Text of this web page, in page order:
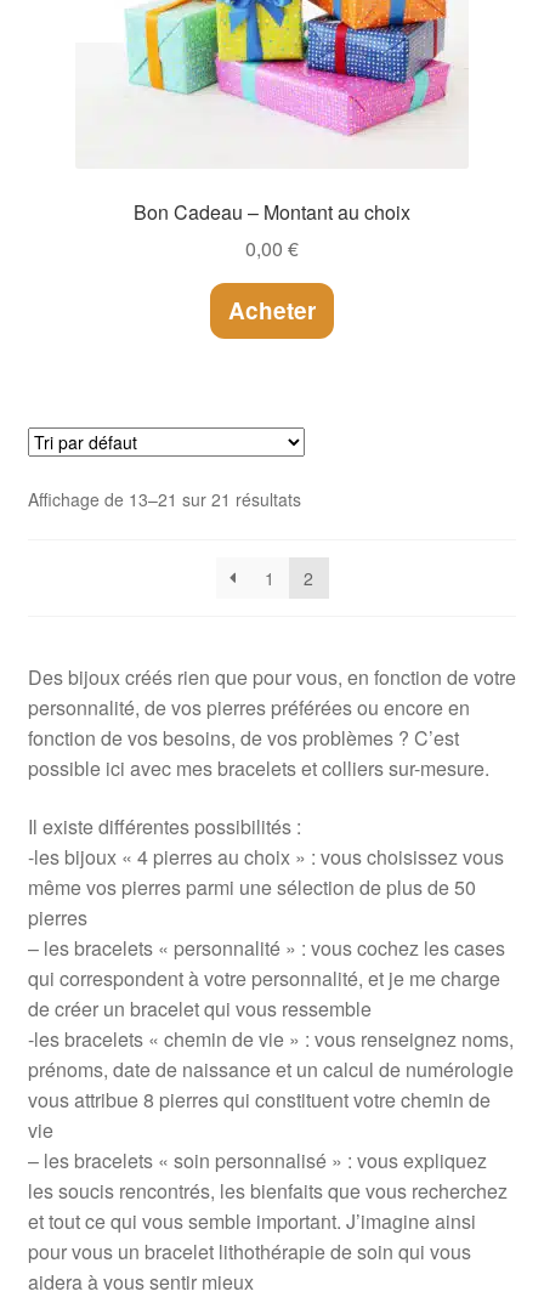
Bon Cadeau – Montant au choix
0,00 €
Acheter
Affichage de 13–21 sur 21 résultats
1 2
Des bijoux créés rien que pour vous, en fonction de votre
personnalité, de vos pierres préférées ou encore en
fonction de vos besoins, de vos problèmes ? C’est
possible ici avec mes bracelets et colliers sur-mesure.
Il existe différentes possibilités :
-les bijoux « 4 pierres au choix » : vous choisissez vous
même vos pierres parmi une sélection de plus de 50
pierres
– les bracelets « personnalité » : vous cochez les cases
qui correspondent à votre personnalité, et je me charge
de créer un bracelet qui vous ressemble
-les bracelets « chemin de vie » : vous renseignez noms,
prénoms, date de naissance et un calcul de numérologie
vous attribue 8 pierres qui constituent votre chemin de
vie
– les bracelets « soin personnalisé » : vous expliquez
les soucis rencontrés, les bienfaits que vous recherchez
et tout ce qui vous semble important. J’imagine ainsi
pour vous un bracelet lithothérapie de soin qui vous
aidera à vous sentir mieux